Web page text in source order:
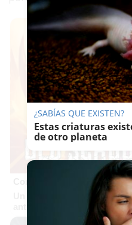
Corepunk MMORPG
Un verdadero MMORPG de
¿SABÍAS QUE EXISTEN?
Estas criaturas
de otro planeta